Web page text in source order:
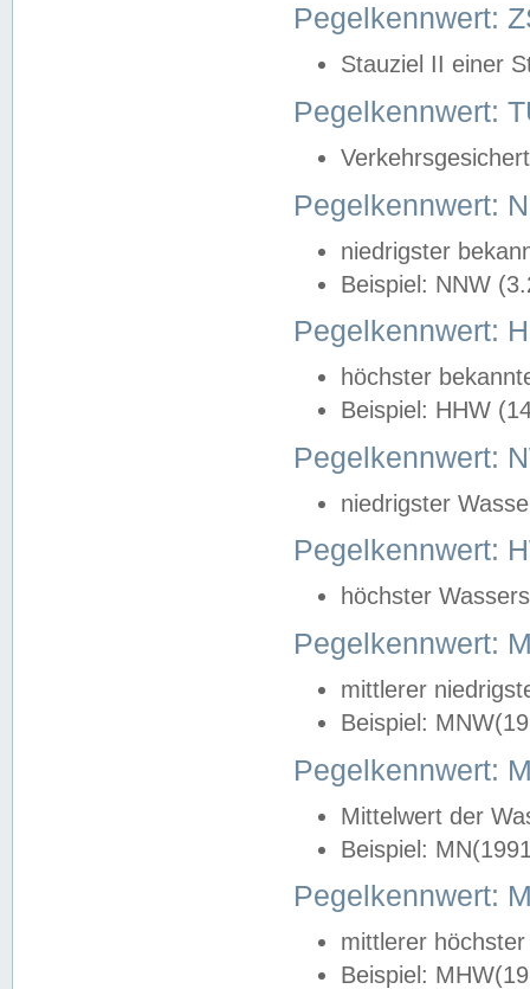
Pegelkennwert:
Stauziel II einer
Pegelkennwert:
Pegelkennwert:
niedrigster
Beispiel: NNW
Pegelkennwert:
höchster
Beispiel: HHW
Pegelkennwert:
niedrigster
Pegelkennwert:
höchster
Pegelkennwert:
mittlerer
Beispiel:
Pegelkennwert:
Mittelwert der
Beispiel:
Pegelkennwert:
mittlerer
Beispiel: